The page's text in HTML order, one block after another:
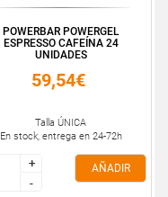
POWERBAR POWERGEL
ESPRESSO CAFEÍNA 24
UNIDADES
59,54€
Talla ÚNICA
En stock, entrega en 24-72h
+
-
+
-
AÑADIR